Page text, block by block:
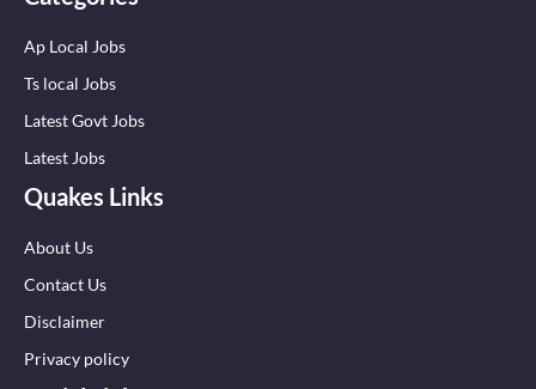
Ap Local Jobs
Ts local Jobs
Latest Govt Jobs
Latest Jobs
Quakes Links
About Us
Contact Us
Disclaimer
Privacy policy